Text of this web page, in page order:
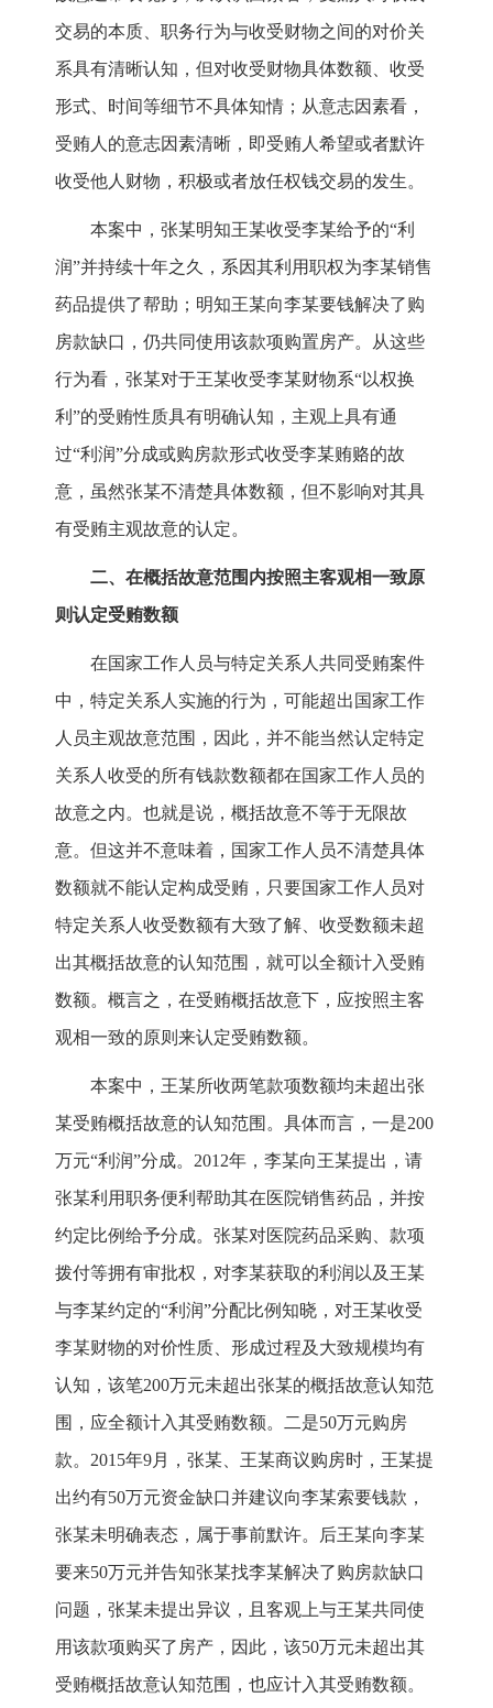
交易的本质、职务行为与收受财物之间的对价关
系具有清晰认知，但对收受财物具体数额、收受
形式、时间等细节不具体知情；从意志因素看，
受贿人的意志因素清晰，即受贿人希望或者默许
收受他人财物，积极或者放任权钱交易的发生。
本案中，张某明知王某收受李某给予的“利
润”并持续十年之久，系因其利用职权为李某销售
药品提供了帮助；明知王某向李某要钱解决了购
房款缺口，仍共同使用该款项购置房产。从这些
行为看，张某对于王某收受李某财物系“以权换
利”的受贿性质具有明确认知，主观上具有通
过“利润”分成或购房款形式收受李某贿赂的故
意，虽然张某不清楚具体数额，但不影响对其具
有受贿主观故意的认定。
二、在概括故意范围内按照主客观相一致原
则认定受贿数额
在国家工作人员与特定关系人共同受贿案件
中，特定关系人实施的行为，可能超出国家工作
人员主观故意范围，因此，并不能当然认定特定
关系人收受的所有钱款数额都在国家工作人员的
故意之内。也就是说，概括故意不等于无限故
意。但这并不意味着，国家工作人员不清楚具体
数额就不能认定构成受贿，只要国家工作人员对
特定关系人收受数额有大致了解、收受数额未超
出其概括故意的认知范围，就可以全额计入受贿
数额。概言之，在受贿概括故意下，应按照主客
观相一致的原则来认定受贿数额。
本案中，王某所收两笔款项数额均未超出张
某受贿概括故意的认知范围。具体而言，一是200
万元“利润”分成。2012年，李某向王某提出，请
张某利用职务便利帮助其在医院销售药品，并按
约定比例给予分成。张某对医院药品采购、款项
拨付等拥有审批权，对李某获取的利润以及王某
与李某约定的“利润”分配比例知晓，对王某收受
李某财物的对价性质、形成过程及大致规模均有
认知，该笔200万元未超出张某的概括故意认知范
围，应全额计入其受贿数额。二是50万元购房
款。2015年9月，张某、王某商议购房时，王某提
出约有50万元资金缺口并建议向李某索要钱款，
张某未明确表态，属于事前默许。后王某向李某
要来50万元并告知张某找李某解决了购房款缺口
问题，张某未提出异议，且客观上与王某共同使
用该款项购买了房产，因此，该50万元未超出其
受贿概括故意认知范围，也应计入其受贿数额。